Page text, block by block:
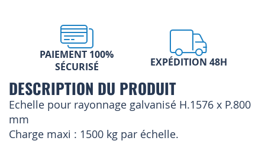
PAIEMENT 100%
SÉCURISÉ
EXPÉDITION 48H
DESCRIPTION DU PRODUIT
Echelle pour rayonnage galvanisé H.1576 x P.800
mm
Charge maxi : 1500 kg par échelle.